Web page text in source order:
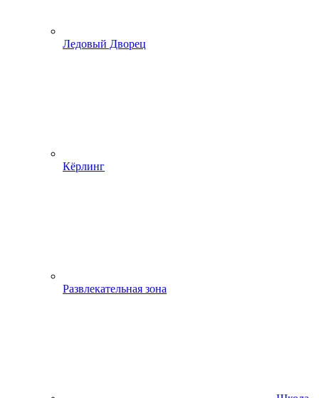
Ледовый Дворец
Кёрлинг
Развлекательная зона